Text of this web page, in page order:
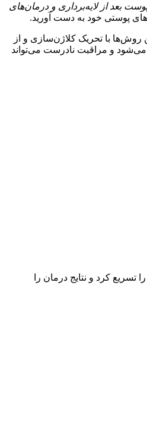
بعد از لایه‌برداری و درمان‌های
پوستی خود به دست آورید.
روش‌ها با تحریک کلاژن‌سازی و از
و مراقبت نادرست می‌تواند
کرد و نتایج درمان را